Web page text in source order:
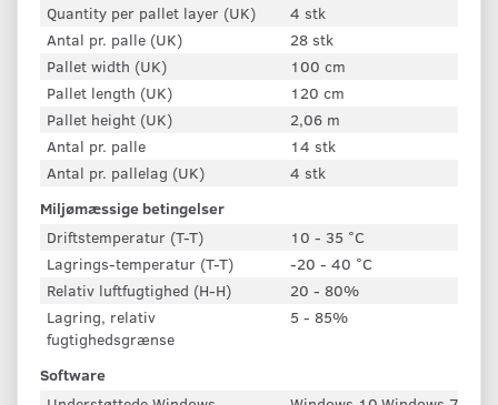
Quantity per pallet layer (UK)
4 stk
Antal pr. palle (UK)
28 stk
Pallet width (UK)
100 cm
Pallet length (UK)
120 cm
Pallet height (UK)
2,06 m
Antal pr. palle
14 stk
Antal pr. pallelag (UK)
4 stk
Miljømæssige betingelser
Driftstemperatur (T-T)
10 - 35 °C
Lagrings-temperatur (T-T)
-20 - 40 °C
Relativ luftfugtighed (H-H)
20 - 80%
Lagring, relativ
fugtighedsgrænse
5 - 85%
Software